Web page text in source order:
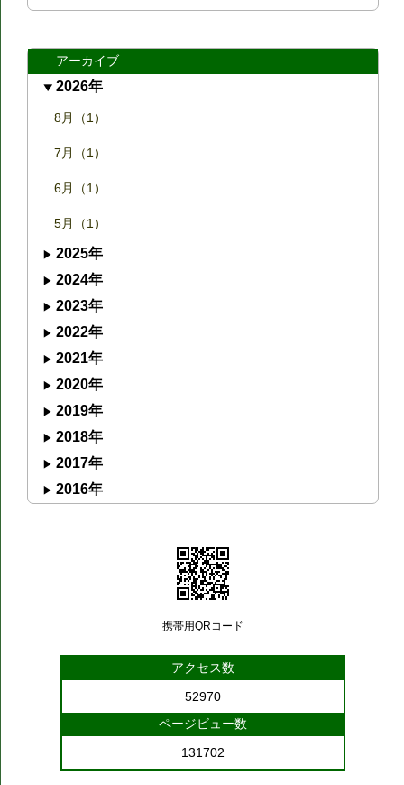
アーカイブ
2026年
8月（1）
7月（1）
6月（1）
5月（1）
2025年
2024年
2023年
2022年
2021年
2020年
2019年
2018年
2017年
2016年
携帯用QRコード
アクセス数
52970
ページビュー数
131702